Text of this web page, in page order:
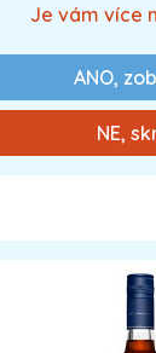
Je vám více
ANO,
NE,